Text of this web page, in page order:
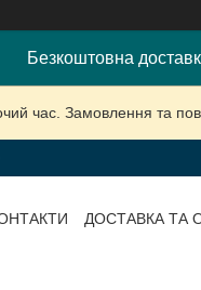
Безкоштовна
час. Замовлення та
ДОСТАВКА ТА